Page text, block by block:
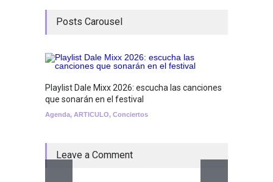
Posts Carousel
Playlist Dale Mixx 2026: escucha las canciones
que sonarán en el festival
Agenda, ARTICULO, Conciertos
Leave a Comment